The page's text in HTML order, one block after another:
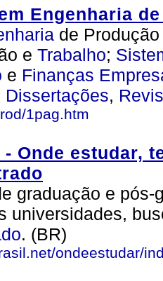
Engenharia
de
e Trabalho;
e Finanças
Dissertações,
1pag.htm
Onde estudar,
graduação e pós-
universidades,
. (BR)
ondeestudar/